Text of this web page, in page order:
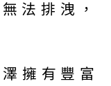
法排洩，
擁有豐富